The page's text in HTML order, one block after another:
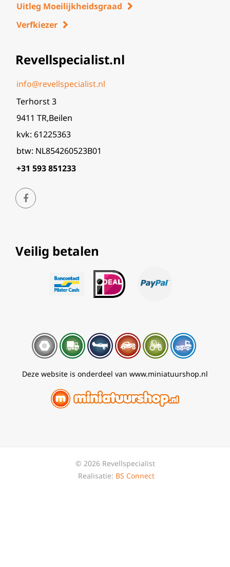
Uitleg Moeilijkheidsgraad
Verfkiezer
Revellspecialist.nl
info@revellspecialist.nl
Terhorst 3
9411 TR,Beilen
kvk: 61225363
btw: NL854260523B01
+31 593 851233
Veilig betalen
Deze website is onderdeel van www.miniatuurshop.nl
© 2026 Revellspecialist
Realisatie: BS Connect